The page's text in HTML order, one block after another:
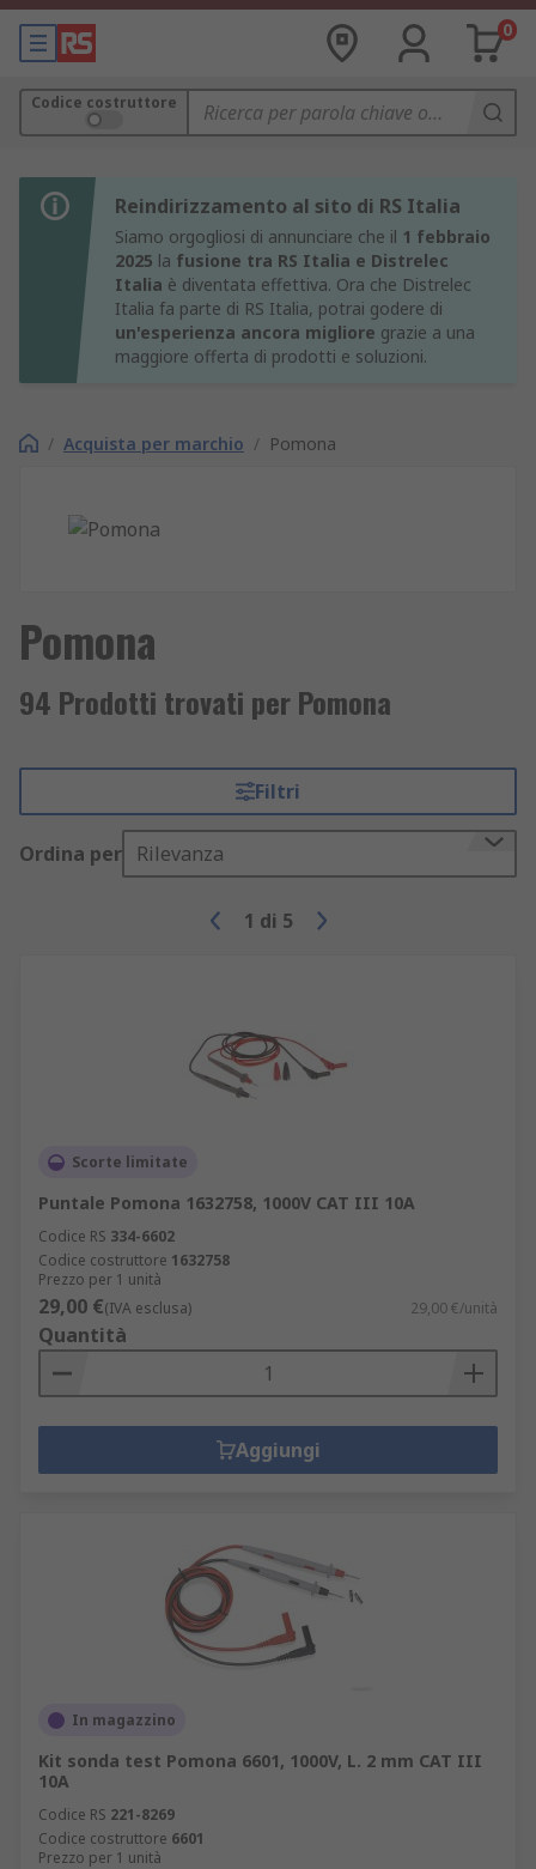
0
Codice costruttore
Reindirizzamento al sito di RS Italia
Siamo orgogliosi di annunciare che il 1 febbraio
2025 la fusione tra RS Italia e Distrelec
Italia è diventata effettiva. Ora che Distrelec
Italia fa parte di RS Italia, potrai godere di
un'esperienza ancora migliore grazie a una
maggiore offerta di prodotti e soluzioni.
/ Acquista per marchio / Pomona
Pomona
94 Prodotti trovati per Pomona
Filtri
Ordina per Rilevanza
1 di 5
Scorte limitate
Puntale Pomona 1632758, 1000V CAT III 10A
Codice RS 334-6602
Codice costruttore 1632758
Prezzo per 1 unità
29,00 €(IVA esclusa) 29,00 €/unità
Quantità
Aggiungi
In magazzino
Kit sonda test Pomona 6601, 1000V, L. 2 mm CAT III
10A
Codice RS 221-8269
Codice costruttore 6601
Prezzo per 1 unità